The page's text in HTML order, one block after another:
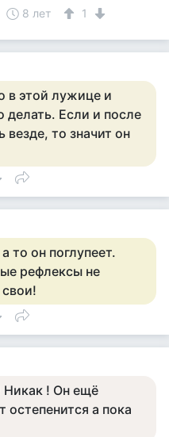
8 лет 1
в этой лужице и
делать. Если и после
везде, то значит он
то он поглупеет.
рефлексы не
Никак ! Он ещё
остепенится а пока